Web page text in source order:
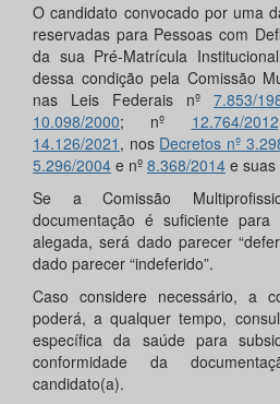
O candidato convocado por uma
reservadas para Pessoas com
da sua Pré-Matrícula
dessa condição pela Comissão
nas Leis Federais nº 7.853/
10.098/2000; nº 12.764/2012
14.126/2021 , nos Decretos nº
5.296/2004 e nº 8.368/2014 e suas
Se a Comissão
documentação é suficiente
alegada, será dado parecer
dado parecer “indeferido”.
Caso considere necessário, a
poderá, a qualquer tempo,
específica da saúde para
conformidade da
candidato(a).